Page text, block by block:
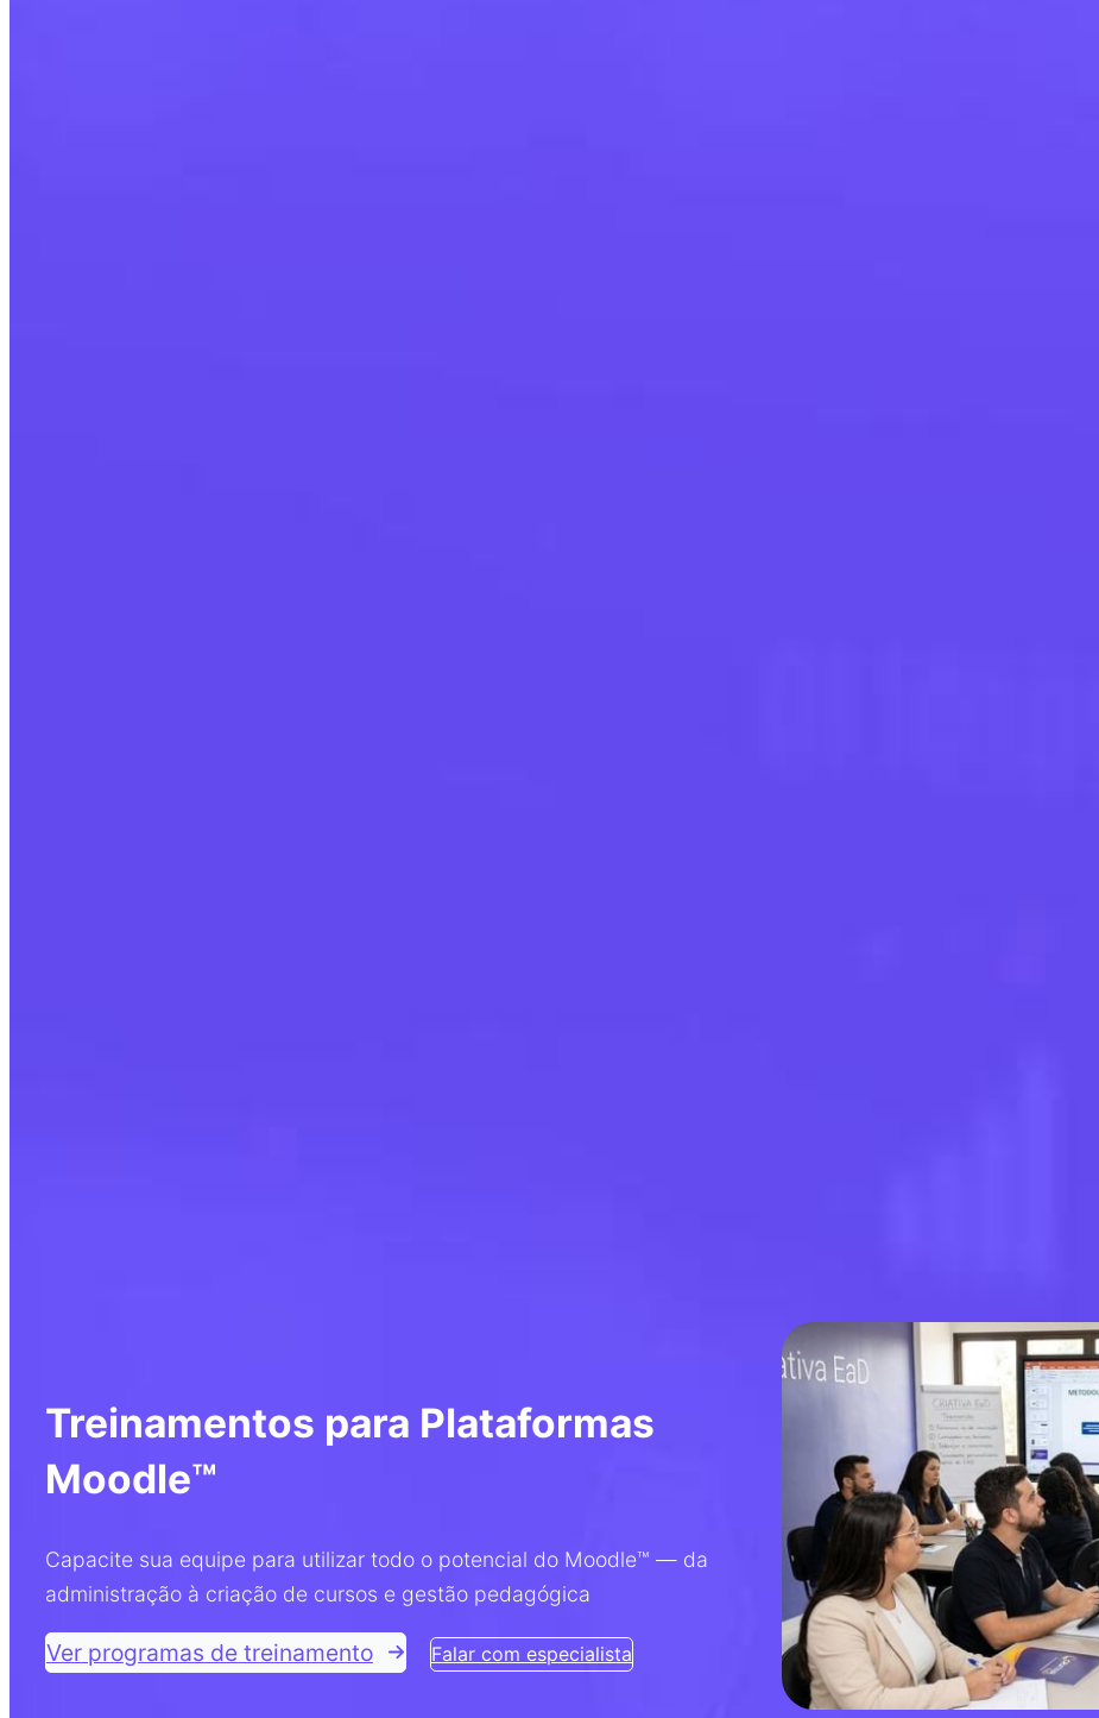
Treinamentos para Plataformas
Moodle™
Capacite sua equipe para utilizar todo o potencial do Moodle™ — da
administração à criação de cursos e gestão pedagógica
Ver programas de treinamento Falar com especialista